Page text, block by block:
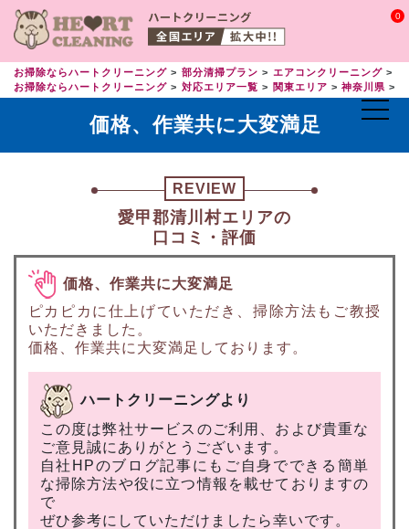
0
お掃除ならハートクリーニング 部分清掃プラン エアコンクリーニング
お掃除ならハートクリーニング
対応エリア一覧 関東エリア 神奈川県
価格、作業共に大変満足
REVIEW
愛甲郡清川村エリアの
口コミ・評価
価格、作業共に大変満足
ピカピカに仕上げていただき、掃除方法もご教授
いただきました。
価格、作業共に大変満足しております。
ハートクリーニングより
この度は弊社サービスのご利用、および貴重な
ご意見誠にありがとうございます。
自社HPのブログ記事にもご自身でできる簡単
な掃除方法や役に立つ情報を載せておりますの
で
ぜひ参考にしていただけましたら幸いです。